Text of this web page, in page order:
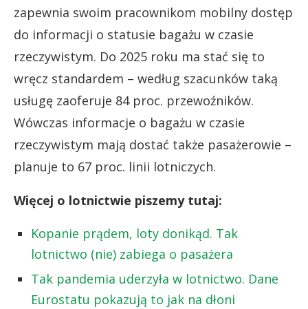
zapewnia swoim pracownikom mobilny dostęp
do informacji o statusie bagażu w czasie
rzeczywistym. Do 2025 roku ma stać się to
wręcz standardem – według szacunków taką
usługę zaoferuje 84 proc. przewoźników.
Wówczas informacje o bagażu w czasie
rzeczywistym mają dostać także pasażerowie –
planuje to 67 proc. linii lotniczych.
Więcej o lotnictwie piszemy tutaj:
Kopanie prądem, loty donikąd. Tak
lotnictwo (nie) zabiega o pasażera
Tak pandemia uderzyła w lotnictwo. Dane
Eurostatu pokazują to jak na dłoni